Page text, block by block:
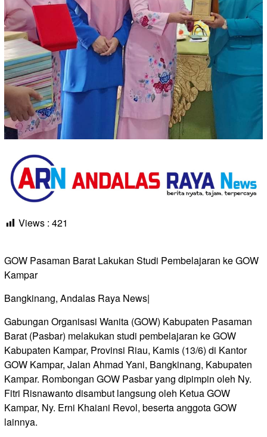
Views : 421
GOW Pasaman Barat Lakukan Studi Pembelajaran ke GOW
Kampar
Bangkinang, Andalas Raya News|
Gabungan Organisasi Wanita (GOW) Kabupaten Pasaman
Barat (Pasbar) melakukan studi pembelajaran ke GOW
Kabupaten Kampar, Provinsi Riau, Kamis (13/6) di Kantor
GOW Kampar, Jalan Ahmad Yani, Bangkinang, Kabupaten
Kampar. Rombongan GOW Pasbar yang dipimpin oleh Ny.
Fitri Risnawanto disambut langsung oleh Ketua GOW
Kampar, Ny. Erni Khaiani Revol, beserta anggota GOW
lainnya.